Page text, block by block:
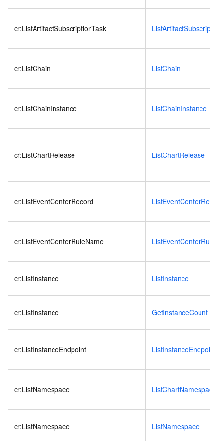
cr:ListArtifactSubscriptionTask
cr:ListChain ListChain
cr:ListChainInstance ListChainInstance
cr:ListChartRelease ListChartRelease
cr:ListEventCenterRecord
cr:ListEventCenterRuleName
cr:ListInstance ListInstance
cr:ListInstance GetInstanceCount
cr:ListInstanceEndpoint ListInstanceEndpoint
cr:ListNamespace ListChartNamespace
cr:ListNamespace ListNamespace